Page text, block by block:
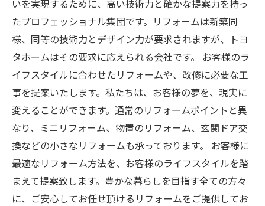
いを実現するために、高い技術力と確かな提案力を持っ
たプロフェッショナル集団です。リフォームは新築同
様、同等の技術力とデザイン力が要求されますが、トヨ
タホームはその要求に応えられる会社です。 お客様のラ
イフスタイルに合わせたリフォームや、改修に必要な工
事を提案いたします。私たちは、お客様の夢を、現実に
変えることができます。通常のリフォームポイントと異
なり、ミニリフォーム、物置のリフォーム、玄関ドア交
換などの小さなリフォームも承っております。 お客様に
最適なリフォーム方法を、お客様のライフスタイルを踏
まえて提案致します。豊かな暮らしを目指す全ての方々
に、ご安心してお任せ頂けるリフォームをご提供してお